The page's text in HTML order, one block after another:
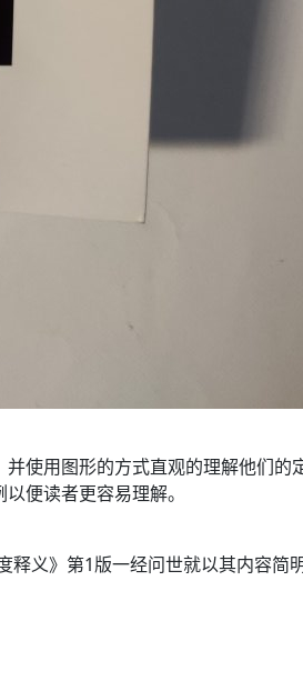
使用图形的方式直观的理解他们的
便读者更容易理解。
义》第1版一经问世就以其内容简